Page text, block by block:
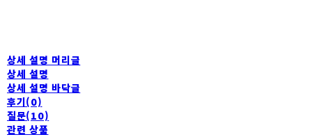
상세 설명 머리글
상세 설명
상세 설명 바닥글
후기(0)
질문(10)
관련 상품